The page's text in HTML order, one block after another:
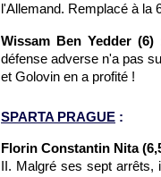
l'Allemand. Remplacé à la
Wissam Ben Yedder (6):
défense adverse n'a pas
et Golovin en a profité !
SPARTA PRAGUE :
Florin Constantin Nita
II. Malgré ses sept arrêts,